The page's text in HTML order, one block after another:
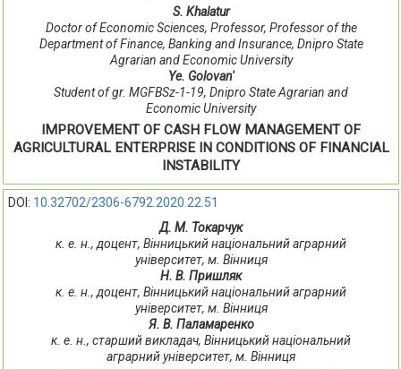
S. Khalatur
Doctor of Economic Sciences, Professor, Professor of the
Department of Finance, Banking and Insurance, Dnipro State
Agrarian and Economic University
Ye. Golovan'
Student of gr. MGFBSz-1-19, Dnipro State Agrarian and
Economic University
IMPROVEMENT OF CASH FLOW MANAGEMENT OF
AGRICULTURAL ENTERPRISE IN CONDITIONS OF FINANCIAL
INSTABILITY
DOI: 10.32702/2306-6792.2020.22.51
Д. М. Токарчук
к. е. н., доцент, Вінницький національний аграрний
університет, м. Вінниця
Н. В. Пришляк
к. е. н., доцент, Вінницький національний аграрний
університет, м. Вінниця
Я. В. Паламаренко
к. е. н., старший викладач, Вінницький національний
аграрний університет, м. Вінниця